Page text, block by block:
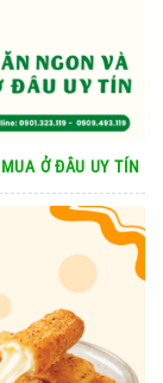
Ở ĐÂU UY TÍN